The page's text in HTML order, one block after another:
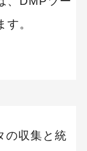
ド
。
の収集と統